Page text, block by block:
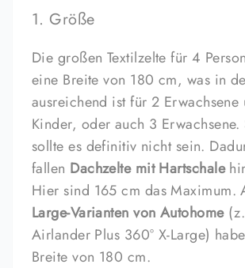
1. Größe
Die großen Textilzelte für 4
eine Breite von 180 cm, was in
ausreichend ist für 2 Erwachsene
Kinder, oder auch 3 Erwachsene.
sollte es definitiv nicht sein.
fallen Dachzelte mit Hartschale
Hier sind 165 cm das
Large-Varianten von Autohome
Airlander Plus 360° X-Large)
Breite von 180 cm.